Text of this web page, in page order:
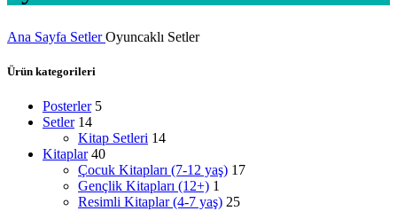
Ana Sayfa SetlerOyuncaklı Setler
Ürün kategorileri
Posterler 5
Setler 14
Kitap Setleri 14
Kitaplar 40
Çocuk Kitapları (7-12 yaş) 17
Gençlik Kitapları (12+) 1
Resimli Kitaplar (4-7 yaş) 25